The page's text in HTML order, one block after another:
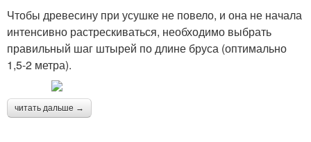
Чтобы древесину при усушке не повело, и она не начала
интенсивно растрескиваться, необходимо выбрать
правильный шаг штырей по длине бруса (оптимально
1,5-2 метра).
читать дальше →